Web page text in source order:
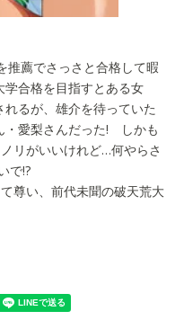
推薦でさっさと合格して暇
学合格を目指すとある女
るが、雄介を待っていた
・愛梨さんだった! しかも
リがいいけれど…何やらさ
で!?
尊い、前代未聞の破天荒大